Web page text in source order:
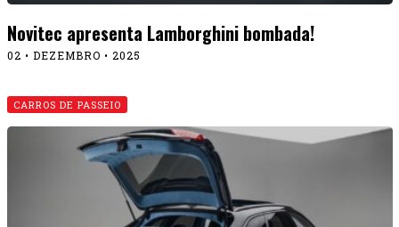
Novitec apresenta Lamborghini bombada!
02 • DEZEMBRO • 2025
CARROS DE PASSEIO